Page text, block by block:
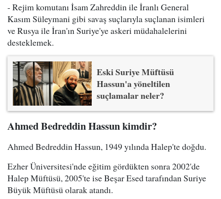
- Rejim komutanı İsam Zahreddin ile İranlı General
Kasım Süleymani gibi savaş suçlarıyla suçlanan isimleri
ve Rusya ile İran'ın Suriye'ye askeri müdahalelerini
desteklemek.
Eski Suriye Müftüsü
Hassun'a yöneltilen
suçlamalar neler?
Ahmed Bedreddin Hassun kimdir?
Ahmed Bedreddin Hassun, 1949 yılında Halep'te doğdu.
Ezher Üniversitesi'nde eğitim gördükten sonra 2002'de
Halep Müftüsü, 2005'te ise Beşar Esed tarafından Suriye
Büyük Müftüsü olarak atandı.